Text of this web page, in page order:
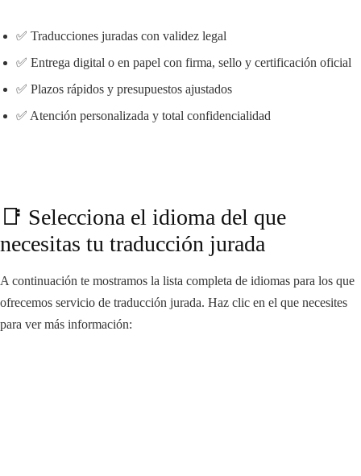
✅ Traducciones juradas con validez legal
✅ Entrega digital o en papel con firma, sello y certificación oficial
✅ Plazos rápidos y presupuestos ajustados
✅ Atención personalizada y total confidencialidad
📑 Selecciona el idioma del que
necesitas tu traducción jurada
A continuación te mostramos la lista completa de idiomas para los que
ofrecemos servicio de traducción jurada. Haz clic en el que necesites
para ver más información: